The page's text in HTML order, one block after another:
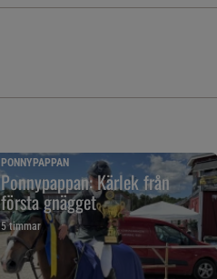
PONNYPAPPAN
Ponnypappan: Kärlek från
första gnägget
5 timmar